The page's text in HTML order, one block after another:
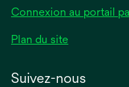
Connexion au portail
Plan du site
Suivez-nous